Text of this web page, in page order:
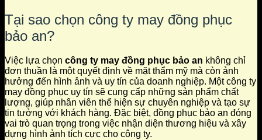
Tại sao chọn công ty may đồng phục
bảo an?
Việc lựa chọn công ty may đồng phục bảo an không chỉ
đơn thuần là một quyết định về mặt thẩm mỹ mà còn ảnh
hưởng đến hình ảnh và uy tín của doanh nghiệp. Một công ty
may đồng phục uy tín sẽ cung cấp những sản phẩm chất
lượng, giúp nhân viên thể hiện sự chuyên nghiệp và tạo sự
tin tưởng với khách hàng. Đặc biệt, đồng phục bảo an đóng
vai trò quan trọng trong việc nhận diện thương hiệu và xây
dựng hình ảnh tích cực cho công ty.